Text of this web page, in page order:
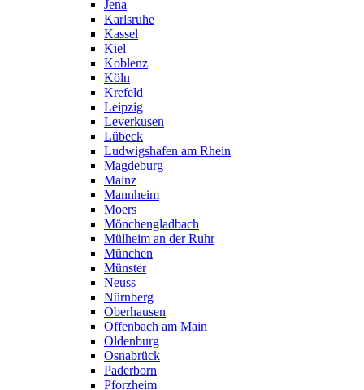
Jena
Karlsruhe
Kassel
Kiel
Koblenz
Köln
Krefeld
Leipzig
Leverkusen
Lübeck
Ludwigshafen am Rhein
Magdeburg
Mainz
Mannheim
Moers
Mönchengladbach
Mülheim an der Ruhr
München
Münster
Neuss
Nürnberg
Oberhausen
Offenbach am Main
Oldenburg
Osnabrück
Paderborn
Pforzheim